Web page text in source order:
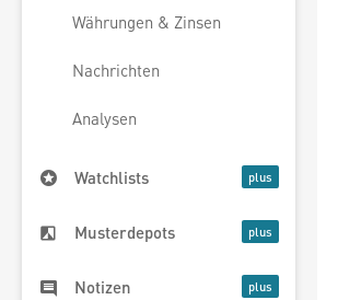
Währungen & Zinsen
Nachrichten
Analysen
Watchlists
Musterdepots
Notizen